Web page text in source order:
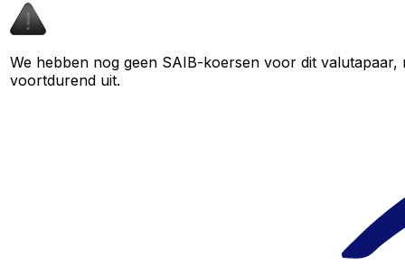
We hebben nog geen SAIB-koersen voor dit
voortdurend uit.